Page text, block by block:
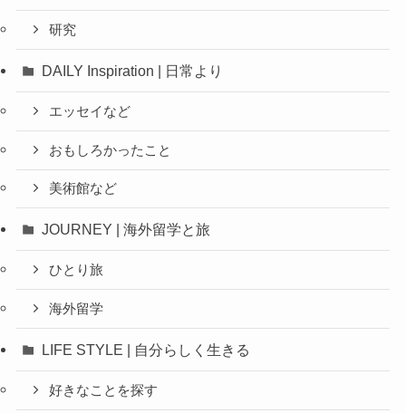
研究
DAILY Inspiration | 日常より
エッセイなど
おもしろかったこと
美術館など
JOURNEY | 海外留学と旅
ひとり旅
海外留学
LIFE STYLE | 自分らしく生きる
好きなことを探す